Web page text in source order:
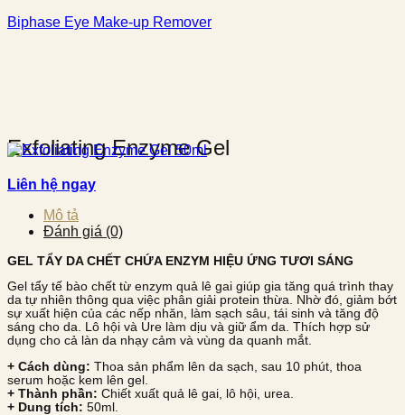
Biphase Eye Make-up Remover
Exfoliating Enzyme Gel
Liên hệ ngay
Mô tả
Đánh giá (0)
GEL TẨY DA CHẾT CHỨA ENZYM HIỆU ỨNG TƯƠI SÁNG
Gel tẩy tế bào chết từ enzym quả lê gai giúp gia tăng quá trình thay
da tự nhiên thông qua việc phân giải protein thừa. Nhờ đó, giảm bớt
sự xuất hiện của các nếp nhăn, làm sạch sâu, tái sinh và tăng độ
sáng cho da. Lô hội và Ure làm dịu và giữ ẩm da. Thích hợp sử
dụng cho cả làn da nhạy cảm và vùng da quanh mắt.
+ Cách dùng: Thoa sản phẩm lên da sạch, sau 10 phút, thoa
serum hoặc kem lên gel.
+ Thành phần: Chiết xuất quả lê gai, lô hội, urea.
+ Dung tích: 50ml.